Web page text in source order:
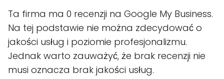
Ta firma ma 0 recenzji na Google My Business.
Na tej podstawie nie można zdecydować o
jakości usług i poziomie profesjonalizmu.
Jednak warto zauważyć, że brak recenzji nie
musi oznacza brak jakości usług.